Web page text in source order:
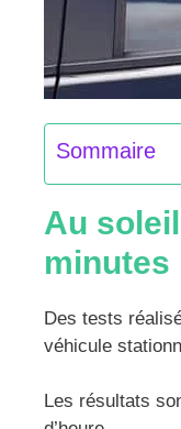
Sommaire
Au
minutes
Des tests
véhicule
Les résultats